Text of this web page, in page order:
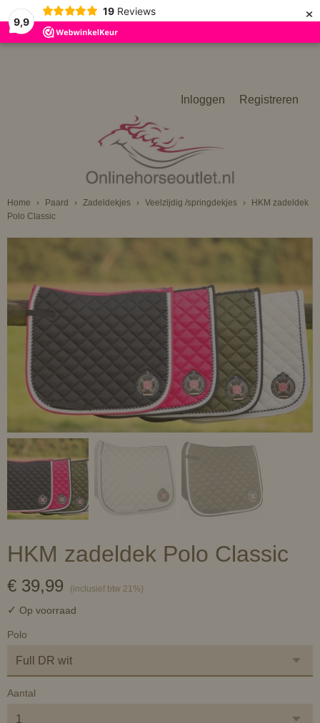
9,9
19 Reviews ×
Inloggen Registreren
Home › Paard › Zadeldekjes › Veelzijdig /springdekjes ›
HKM zadeldek
Polo Classic
HKM zadeldek Polo Classic
€ 39,99 (inclusief btw 21%)
✓ Op voorraad
Polo
Aantal